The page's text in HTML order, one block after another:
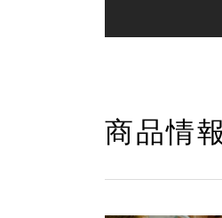
商品情報